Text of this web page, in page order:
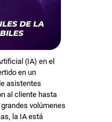
(IA) en el
en un
asistentes
al cliente hasta
volúmenes
la IA está